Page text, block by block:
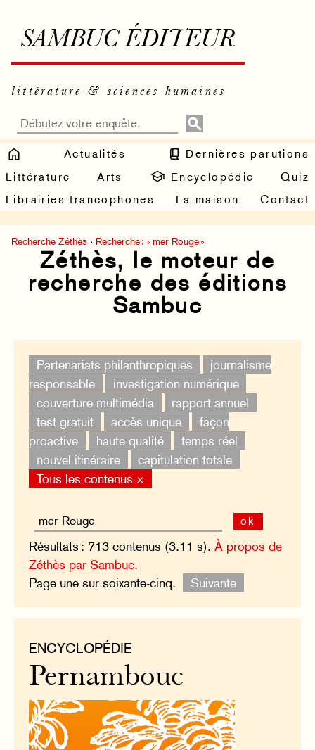
SAMBUC ÉDITEUR
littérature & sciences humaines
Actualités
Dernières parutions
Littérature
Arts Encyclopédie
Quiz
Librairies francophones
La maison Contact
Recherche Zéthès › Recherche : « mer Rouge »
Zéthès, le moteur de
recherche des éditions
Sambuc
Partenariats philanthropiques
journalisme
responsable
investigation numérique
couverture multimédia
rapport annuel
test gratuit
accès unique
façon
proactive
haute qualité
temps réel
nouvel itinéraire
capitulation totale
Tous les contenus ×
ok
Résultats : 713 contenus (3.11 s).À propos de
Zéthès par Sambuc.
Page une sur soixante-cinq.
Suivante
ENCYCLOPÉDIE
Pernambouc